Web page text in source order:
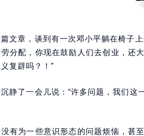
文章，谈到有一次邓小平躺在椅子
劳分配，你现在鼓励人们去创业，还
复辟吗？！”
静了一会儿说：“许多问题，我们这
有为一些意识形态的问题烦恼，甚